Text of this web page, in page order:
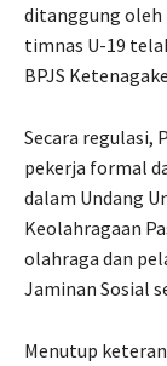
ditanggung oleh
timnas U-19
BPJS
Secara regulasi,
pekerja formal
dalam Undang
Keolahragaan
olahraga dan
Jaminan Sosial
Menutup